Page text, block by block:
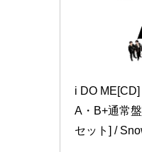
i DO
A・B+通常
セット] /